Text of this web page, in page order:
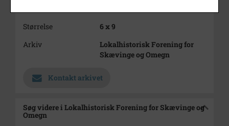
Størrelse
6 x 9
Arkiv
Lokalhistorisk Forening for
Skævinge og Omegn
Kontakt arkivet
Søg videre i Lokalhistorisk Forening for Skævinge og
Omegn